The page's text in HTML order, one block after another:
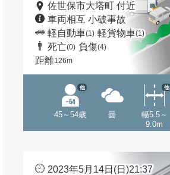
佐世保市大塔町 付近
車両相互 小破事故
軽自動車(1) 軽貨物車(1)
死亡(0) 負傷(4)
距離126m
45～54歳
他
曇
幅5.5～
9.0m
他
2023年5月14日(日)21:37